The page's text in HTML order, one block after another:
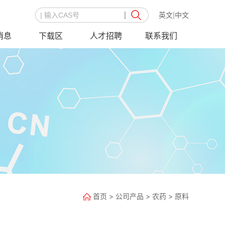
英文 中文
息 下载区 人才招聘 联系我们
首页 > 公司产品 > 农药 > 原料